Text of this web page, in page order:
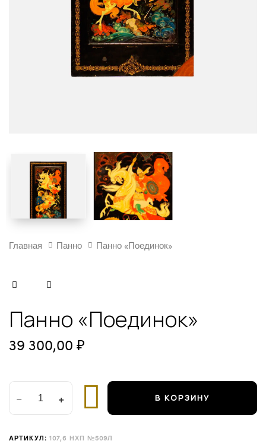
Главная Панно Панно «Поединок»
Панно «Поединок»
39 300,00 ₽
ПАННО
В КОРЗИНУ
АРТИКУЛ: 107,6 НХП №509Л